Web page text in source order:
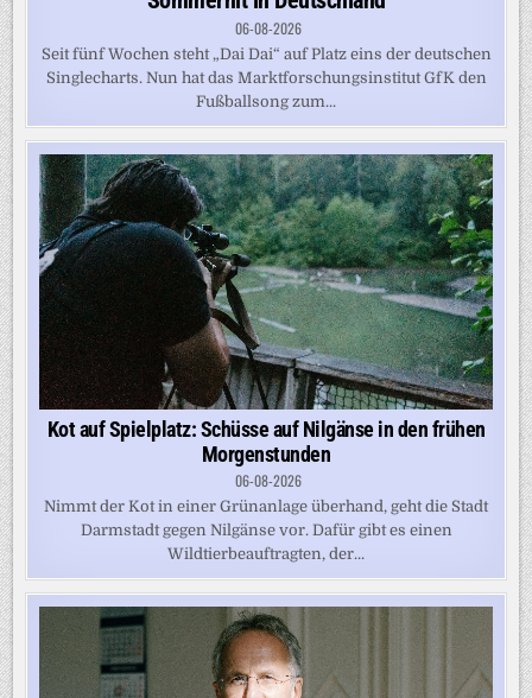
06-08-2026
Seit fünf Wochen steht „Dai Dai“ auf Platz eins der deutschen
Singlecharts. Nun hat das Marktforschungsinstitut GfK den
Fußballsong zum...
Kot auf Spielplatz: Schüsse auf Nilgänse in den frühen
Morgenstunden
06-08-2026
Nimmt der Kot in einer Grünanlage überhand, geht die Stadt
Darmstadt gegen Nilgänse vor. Dafür gibt es einen
Wildtierbeauftragten, der...